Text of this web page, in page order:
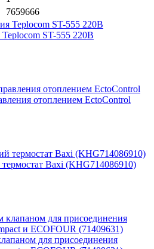
7659666
ST-555 220В
отоплением EctoControl
Baxi (KHG714086910)
для присоединения